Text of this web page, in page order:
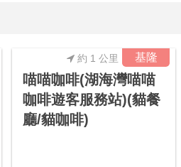
基隆
約 1 公里
喵喵咖啡(湖海灣喵喵
咖啡遊客服務站)(貓餐
廳/貓咖啡)